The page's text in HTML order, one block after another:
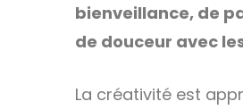
bienveillance, de
de douceur avec
La créativité est